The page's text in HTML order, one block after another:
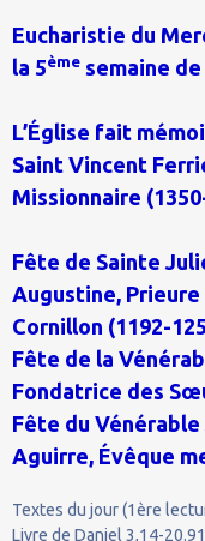
Eucharistie du
la 5ème semaine
L’Église fait
Saint Vincent
Missionnaire
Fête de Sainte
Augustine,
Cornillon (1192-
Fête de la
Fondatrice des
Fête du
Aguirre, Évêque
Textes du jour (1ère
Livre de Daniel 3,14-